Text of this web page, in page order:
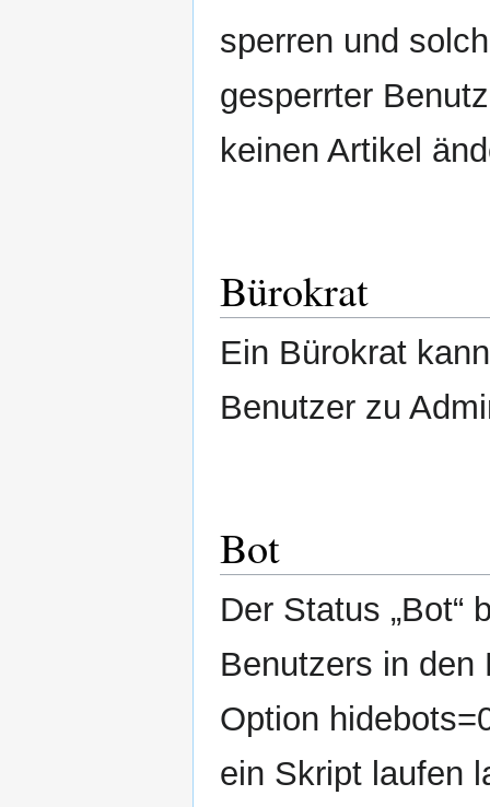
sperren und
gesperrter
keinen Artikel
Bürokrat
Ein Bürokrat
Benutzer zu
Bot
Der Status „Bot“
Benutzers in den
Option
ein Skript laufen